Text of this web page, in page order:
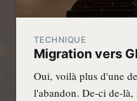
TECHNIQUE
Migration vers
Oui, voilà plus d'une
l'abandon. De-ci de-là,